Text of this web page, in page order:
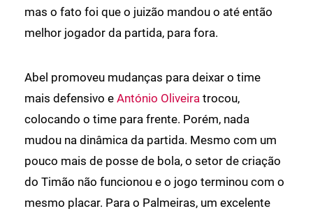
mas o fato foi que o juizão mandou o até então
melhor jogador da partida, para fora.
Abel promoveu mudanças para deixar o time
mais defensivo e António Oliveira trocou,
colocando o time para frente. Porém, nada
mudou na dinâmica da partida. Mesmo com um
pouco mais de posse de bola, o setor de criação
do Timão não funcionou e o jogo terminou com o
mesmo placar. Para o Palmeiras, um excelente